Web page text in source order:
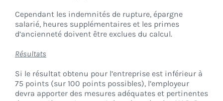
Cependant les indemnités de rupture, épargne
salarié, heures supplémentaires et les primes
d’ancienneté doivent être exclues du calcul.
Résultats
Si le résultat obtenu pour l’entreprise est inférieur à
75 points (sur 100 points possibles), l’employeur
devra apporter des mesures adéquates et pertinentes